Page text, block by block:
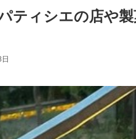
ティシエの店や